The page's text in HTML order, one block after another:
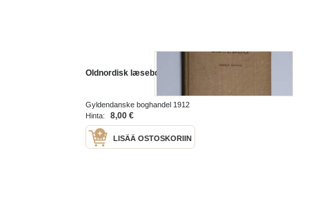
Oldnordisk læsebog
Gyldendanske boghandel 1912
Hinta:
8,00 €
LISÄÄ OSTOSKORIIN